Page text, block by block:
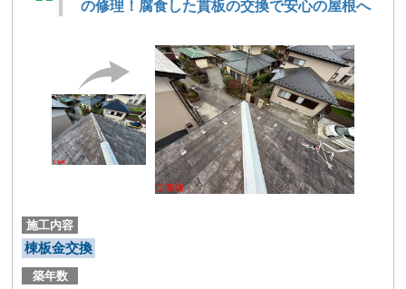
の修理！腐食した貫板の交換で安心の屋根へ
施工内容
棟板金交換
築年数